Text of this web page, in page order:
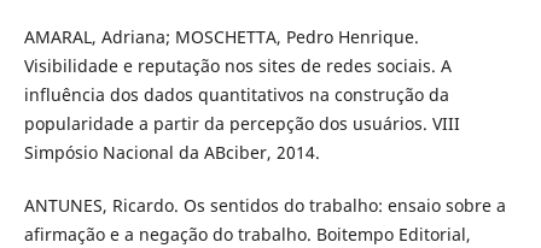
AMARAL, Adriana; MOSCHETTA, Pedro Henrique.
Visibilidade e reputação nos sites de redes sociais. A
influência dos dados quantitativos na construção da
popularidade a partir da percepção dos usuários. VIII
Simpósio Nacional da ABciber, 2014.
ANTUNES, Ricardo. Os sentidos do trabalho: ensaio sobre a
afirmação e a negação do trabalho. Boitempo Editorial,